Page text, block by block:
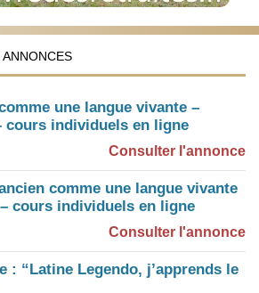
une langue vivante –
cours individuels en ligne
Consulter l'annonce
comme une langue vivante
cours individuels en ligne
Consulter l'annonce
: “Latine Legendo, j’apprends le